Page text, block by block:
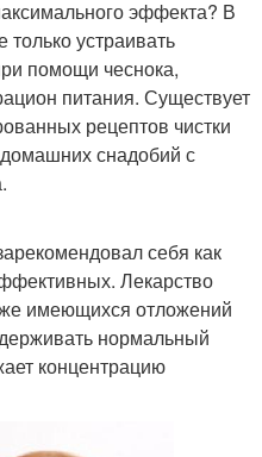
эффекта? В
устраивать
помощи чеснока,
питания. Существует
рецептов чистки
снадобий с
себя как
Лекарство
имеющихся отложений
нормальный
концентрацию